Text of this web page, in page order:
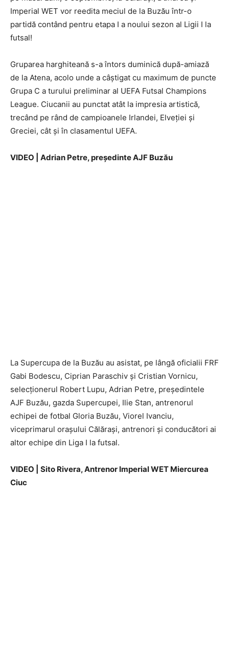
Imperial WET vor reedita meciul de la Buzău într-o
partidă contând pentru etapa I a noului sezon al Ligii I la
futsal!
Gruparea harghiteană s-a întors duminică după-amiază
de la Atena, acolo unde a câștigat cu maximum de puncte
Grupa C a turului preliminar al UEFA Futsal Champions
League. Ciucanii au punctat atât la impresia artistică,
trecând pe rând de campioanele Irlandei, Elveției și
Greciei, cât și în clasamentul UEFA.
VIDEO | Adrian Petre, preşedinte AJF Buzău
La Supercupa de la Buzău au asistat, pe lângă oficialii FRF
Gabi Bodescu, Ciprian Paraschiv și Cristian Vornicu,
selecționerul Robert Lupu, Adrian Petre, președintele
AJF Buzău, gazda Supercupei, Ilie Stan, antrenorul
echipei de fotbal Gloria Buzău, Viorel Ivanciu,
viceprimarul orașului Călărași, antrenori și conducători ai
altor echipe din Liga I la futsal.
VIDEO | Sito Rivera, Antrenor Imperial WET Miercurea
Ciuc